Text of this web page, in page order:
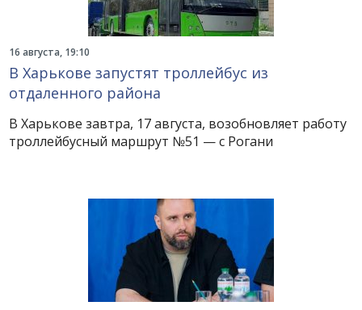
16 августа, 19:10
В Харькове запустят троллейбус из
отдаленного района
В Харькове завтра, 17 августа, возобновляет работу
троллейбусный маршрут №51 — с Рогани